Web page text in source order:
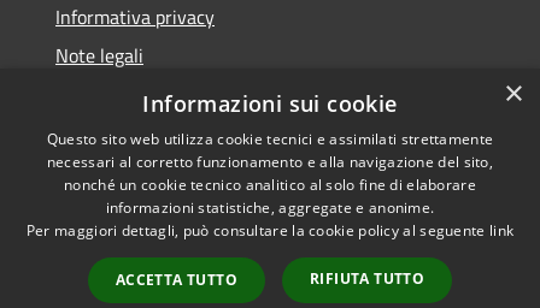
Informativa privacy
Note legali
Dichiarazione di accessibilità
Accessibilità
Copyright © 2026 • Comune di
Sinagra • Powered by
Municipium•
Accesso
×
Informazioni sui cookie
Questo sito web utilizza cookie tecnici e assimilati strettamente
necessari al corretto funzionamento e alla navigazione del sito,
nonché un cookie tecnico analitico al solo fine di elaborare
informazioni statistiche, aggregate e anonime.
Per maggiori dettagli, può consultare la cookie policy al seguente link
ACCETTA TUTTO RIFIUTA TUTTO